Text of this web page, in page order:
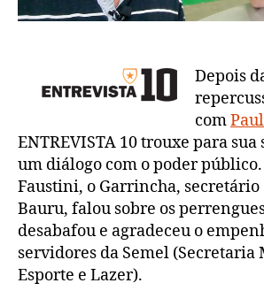
Depois
com
ENTREVISTA 10 trouxe para
um diálogo com o poder
Faustini, o Garrincha, secretário
Bauru, falou sobre os
desabafou e agradeceu o
servidores da Semel
Esporte e Lazer).